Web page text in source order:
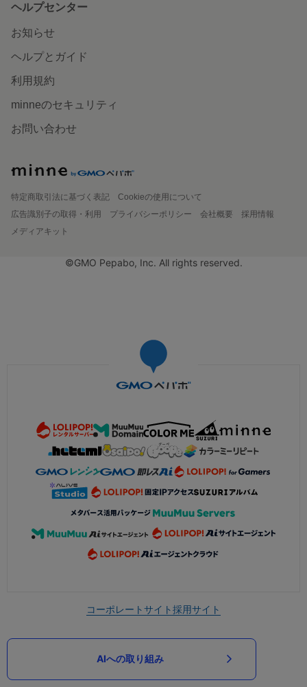
ヘルプセンター
お知らせ
ヘルプとガイド
利用規約
minneのセキュリティ
お問い合わせ
特定商取引法に基づく表記
Cookieの使用について
広告識別子の取得・利用
プライバシーポリシー 会社概要
採用情報
メディアキット
©GMO Pepabo, Inc. All rights reserved.
コーポレートサイト採用サイト
AIへの取り組み